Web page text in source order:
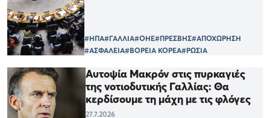
#ΗΠΑ#ΓΑΛΛΙΑ#ΟΗΕ#ΠΡΕΣΒΗΣ#ΑΠΟΧΩΡΗΣΗ
#ΑΣΦΑΛΕΙΑ#ΒΟΡΕΙΑ ΚΟΡΕΑ#ΡΩΣΙΑ
Αυτοψία Μακρόν στις πυρκαγιές
της νοτιοδυτικής Γαλλίας: Θα
κερδίσουμε τη μάχη με τις φλόγες
27.7.2026